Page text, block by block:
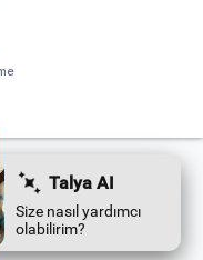
Tüm hakları saklıdır.
hizmetleri